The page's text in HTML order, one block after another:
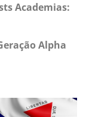
Academias:
Alpha